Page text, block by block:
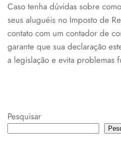
Caso tenha dúvidas sobre
seus aluguéis no Imposto de
contato com um contador de
garante que sua declaração
a legislação e evita problemas
Pesquisar